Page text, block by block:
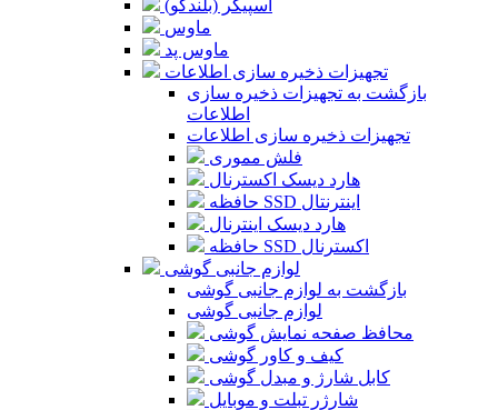
اسپیکر (بلندگو)
ماوس
ماوس پد
تجهیزات ذخیره سازی اطلاعات
بازگشت به تجهیزات ذخیره سازی
اطلاعات
تجهیزات ذخیره سازی اطلاعات
فلش مموری
هارد دیسک اکسترنال
حافظه SSD اینترنتال
هارد دیسک اینترنال
حافظه SSD اکسترنال
لوازم جانبی گوشی
بازگشت به لوازم جانبی گوشی
لوازم جانبی گوشی
محافظ صفحه نمایش گوشی
کیف و کاور گوشی
کابل شارژ و مبدل گوشی
شارژر تبلت و موبایل